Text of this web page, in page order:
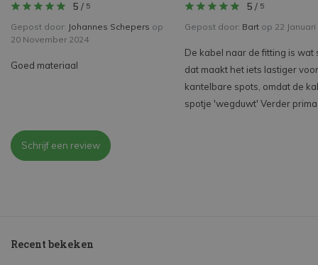
5 / 5
Gepost door: Johannes Schepers op
20 November 2024
Goed materiaal
5 / 5
Gepost door: Bart op 22 Januari
De kabel naar de fitting is wat
dat maakt het iets lastiger voor
kantelbare spots, omdat de
spotje 'wegduwt' Verder prima
Schrijf een review
Recent bekeken